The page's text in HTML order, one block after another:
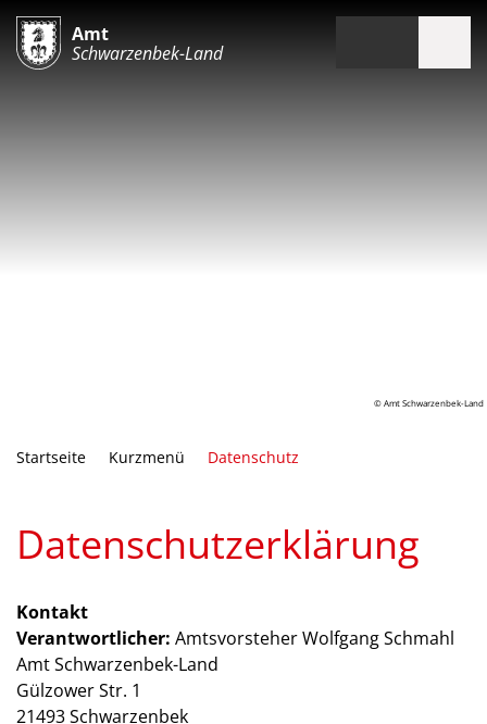
Amt
Schwarzenbek-Land
© Amt Schwarzenbek-Land
Startseite Kurzmenü Datenschutz
Datenschutzerklärung
Kontakt
Verantwortlicher: Amtsvorsteher Wolfgang Schmahl
Amt Schwarzenbek-Land
Gülzower Str. 1
21493 Schwarzenbek